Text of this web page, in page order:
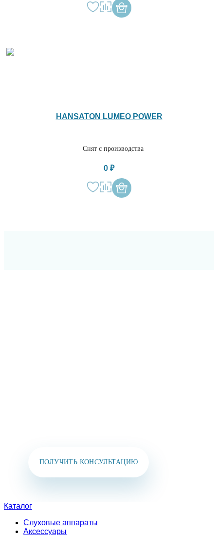
HANSATON LUMEO POWER
Снят с производства
0 ₽
ПОЛУЧИТЬ КОНСУЛЬТАЦИЮ
Каталог
Слуховые аппараты
Аксессуары